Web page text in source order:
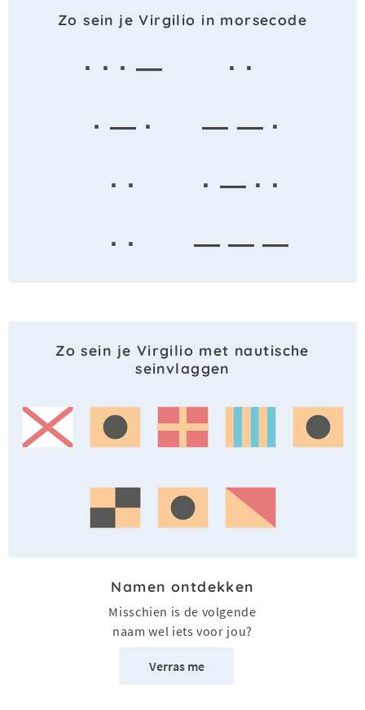
Zo sein je Virgilio in morsecode
· · · —
· ·
· — ·
— — ·
· ·
· — · ·
· ·
— — —
Zo sein je Virgilio met nautische
seinvlaggen
Namen ontdekken
Misschien is de volgende
naam wel iets voor jou?
Verras me